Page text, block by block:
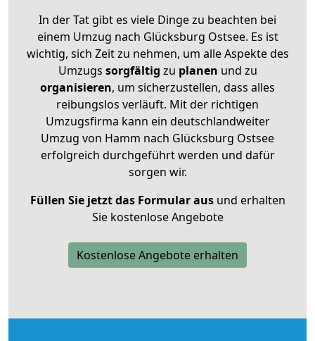
In der Tat gibt es viele Dinge zu beachten bei
einem Umzug nach Glücksburg Ostsee. Es ist
wichtig, sich Zeit zu nehmen, um alle Aspekte des
Umzugs sorgfältig zu planen und zu
organisieren, um sicherzustellen, dass alles
reibungslos verläuft. Mit der richtigen
Umzugsfirma kann ein deutschlandweiter
Umzug von Hamm nach Glücksburg Ostsee
erfolgreich durchgeführt werden und dafür
sorgen wir.
Füllen Sie jetzt das Formular ausund erhalten
Sie kostenlose Angebote
Kostenlose Angebote erhalten